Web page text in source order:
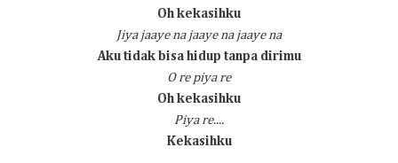
Oh kekasihku
Jiya jaaye na jaaye na jaaye na
Aku tidak bisa hidup tanpa dirimu
O re piya re
Oh kekasihku
Piya re....
Kekasihku